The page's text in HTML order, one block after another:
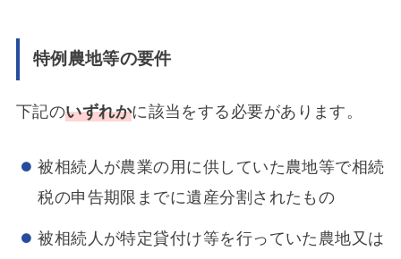
特例農地等の要件
下記のいずれかに該当をする必要があります。
被相続人が農業の用に供していた農地等で相続
税の申告期限までに遺産分割されたもの
被相続人が特定貸付け等を行っていた農地又は